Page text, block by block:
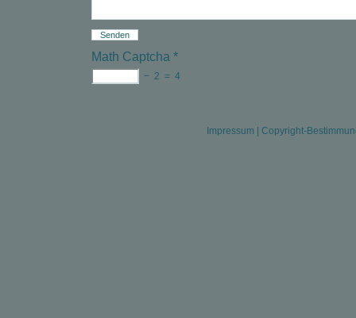
Math Captcha *
− 2 = 4
Impressum Copyright-